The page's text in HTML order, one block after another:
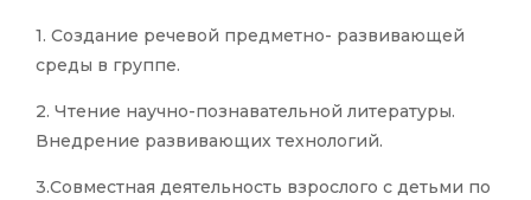
1. Создание речевой предметно- развивающей
среды в группе.
2. Чтение научно-познавательной литературы.
Внедрение развивающих технологий.
3.Совместная деятельность взрослого с детьми по